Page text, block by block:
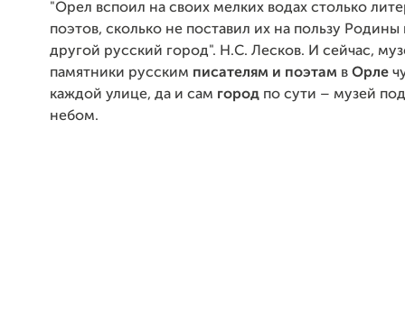
"Орел вспоил на своих мелких водах столько
поэтов, сколько не поставил их на пользу Родины
другой русский город". Н.С. Лесков. И сейчас,
памятники русским писателям и поэтам в Орле
каждой улице, да и сам город по сути – музей
небом.